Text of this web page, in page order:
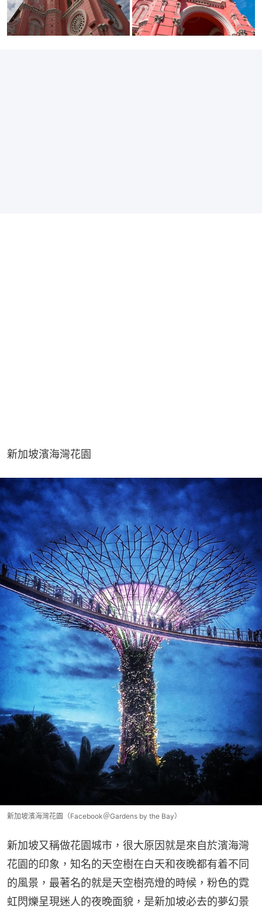
新加坡濱海灣花園
新加坡濱海灣花園（Facebook＠Gardens by the Bay）
新加坡又稱做花園城市，很大原因就是來自於濱海灣
花園的印象，知名的天空樹在白天和夜晚都有着不同
的風景，最著名的就是天空樹亮燈的時候，粉色的霓
虹閃爍呈現迷人的夜晚面貌，是新加坡必去的夢幻景